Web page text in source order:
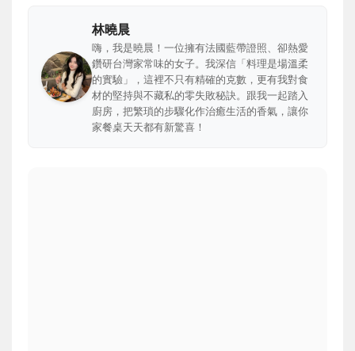
林曉晨
嗨，我是曉晨！一位擁有法國藍帶證照、卻熱愛
鑽研台灣家常味的女子。我深信「料理是場溫柔
的實驗」，這裡不只有精確的克數，更有我對食
材的堅持與不藏私的零失敗秘訣。跟我一起踏入
廚房，把繁瑣的步驟化作治癒生活的香氣，讓你
家餐桌天天都有新驚喜！